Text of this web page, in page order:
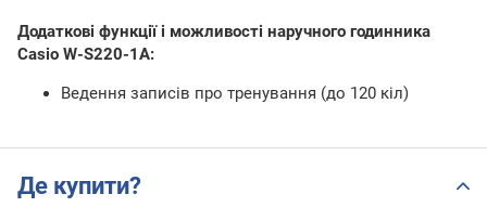
Додаткові функції і можливості наручного годинника
Casio W-S220-1A:
Ведення записів про тренування (до 120 кіл)
Де купити?